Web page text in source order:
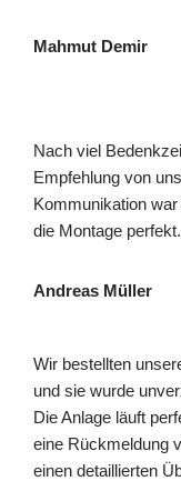
Mahmut Demir
Nach viel
Empfehlung von
Kommunikation
die Montage
Andreas Müller
Wir bestellten
und sie wurde
Die Anlage läuft
eine Rückmeldung
einen detaillierten